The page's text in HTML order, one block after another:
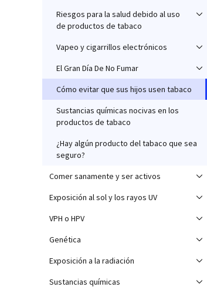
Riesgos para la salud debido al uso
de productos de tabaco
Vapeo y cigarrillos electrónicos
El Gran Día De No Fumar
Cómo evitar que sus hijos usen tabaco
Sustancias químicas nocivas en los
productos de tabaco
¿Hay algún producto del tabaco que sea
seguro?
Comer sanamente y ser activos
Exposición al sol y los rayos UV
VPH o HPV
Genética
Exposición a la radiación
Sustancias químicas